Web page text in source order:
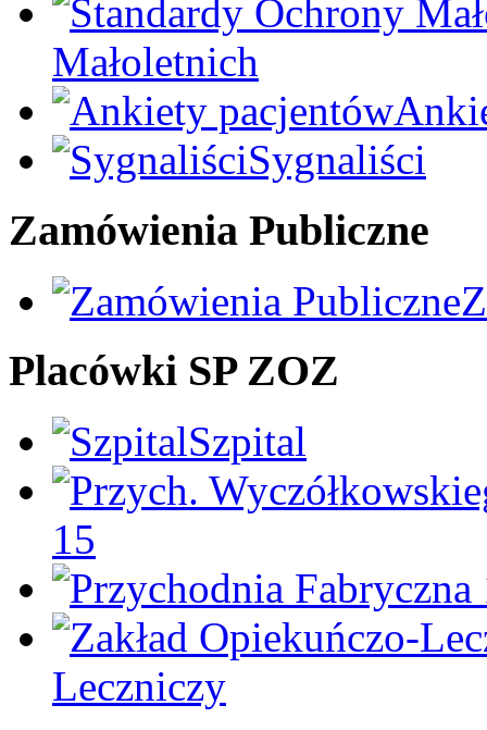
Małoletnich
Sygnaliści
Zamówienia Publiczne
Placówki SP ZOZ
Szpital
15
Leczniczy